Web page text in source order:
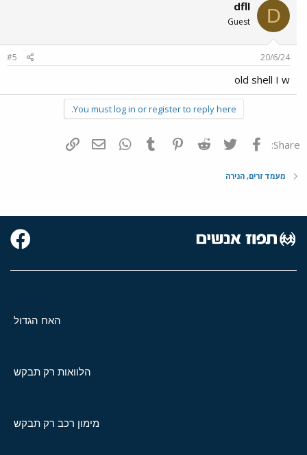
D
dfll
Guest
20/6/24
#5
old shell I w
You must log in or register to reply here.
Share: פייסבוק Twitter
Reddit
Pinterest
Tumblr
WhatsAppדואר אלקטרוני
מעמד זרים, הגירה
האח הגדול
הלוואות רק תבקש
מימון רכב רק תבקש